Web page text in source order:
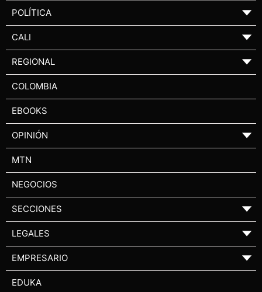
POLÍTICA ▼
CALI ▼
REGIONAL ▼
COLOMBIA
EBOOKS
OPINIÓN ▼
MTN
NEGOCIOS
SECCIONES ▼
LEGALES ▼
EMPRESARIO ▼
EDUKA